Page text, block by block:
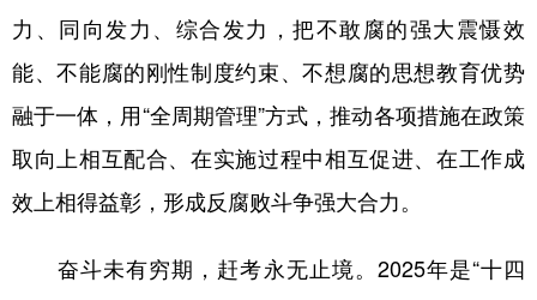
力、同向发力、综合发力，把不敢腐的强大震慑效
能、不能腐的刚性制度约束、不想腐的思想教育优势
融于一体，用“全周期管理”方式，推动各项措施在政策
取向上相互配合、在实施过程中相互促进、在工作成
效上相得益彰，形成反腐败斗争强大合力。
奋斗未有穷期，赶考永无止境。2025年是“十四